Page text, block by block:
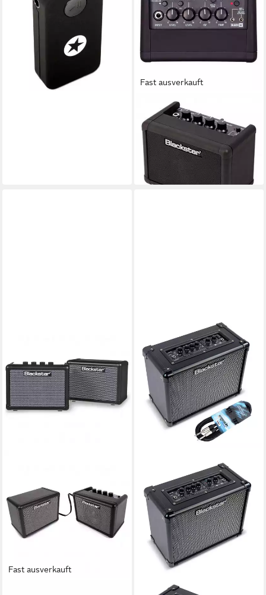
Empfänger Tonelink
Verstärker
47,90 €
lieferbar - in 2-3 Werktagen bei dir
Fast ausverkauft
BLACKSTAR
Blackstar Fly 3 Bluetooth Mini
Gitarrenverstärker Schwarz
Verstärker (Anzahl Kanäle: 2)
ab 96,12 €
lieferbar - in 3-4 Werktagen bei dir
Fast ausverkauft
BLACKSTAR